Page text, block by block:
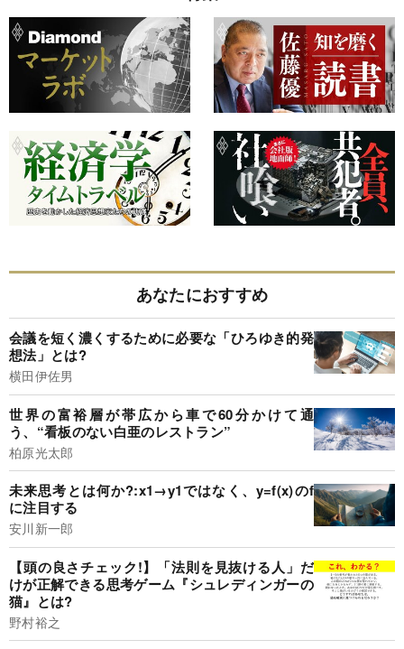
あなたにおすすめ
会議を短く濃くするために必要な「ひろゆき的発
想法」とは?
横田伊佐男
世界の富裕層が帯広から車で60分かけて通
う、“看板のない白亜のレストラン”
柏原光太郎
未来思考とは何か?:x1→y1ではなく、y=f(x)のf
に注目する
安川新一郎
【頭の良さチェック!】「法則を見抜ける人」だ
けが正解できる思考ゲーム『シュレディンガーの
猫』とは?
野村裕之